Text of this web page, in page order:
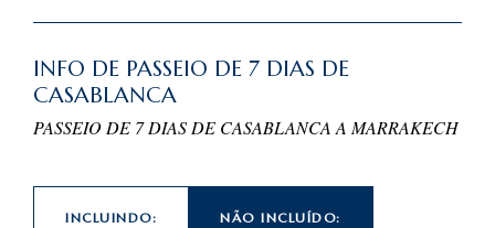
INFO DE PASSEIO DE 7 DIAS DE
CASABLANCA
PASSEIO DE 7 DIAS DE CASABLANCA A MARRAKECH
INCLUINDO: NÃO INCLUÍDO: